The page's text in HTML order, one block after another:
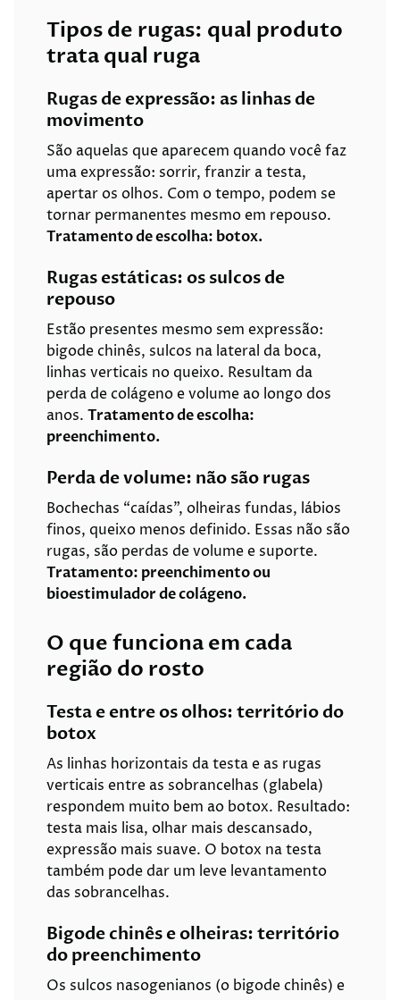
Tipos de rugas: qual produto
trata qual ruga
Rugas de expressão: as linhas de
movimento
São aquelas que aparecem quando você faz
uma expressão: sorrir, franzir a testa,
apertar os olhos. Com o tempo, podem se
tornar permanentes mesmo em repouso.
Tratamento de escolha: botox.
Rugas estáticas: os sulcos de
repouso
Estão presentes mesmo sem expressão:
bigode chinês, sulcos na lateral da boca,
linhas verticais no queixo. Resultam da
perda de colágeno e volume ao longo dos
anos. Tratamento de escolha:
preenchimento.
Perda de volume: não são rugas
Bochechas “caídas”, olheiras fundas, lábios
finos, queixo menos definido. Essas não são
rugas, são perdas de volume e suporte.
Tratamento: preenchimento ou
bioestimulador de colágeno.
O que funciona em cada
região do rosto
Testa e entre os olhos: território do
botox
As linhas horizontais da testa e as rugas
verticais entre as sobrancelhas (glabela)
respondem muito bem ao botox. Resultado:
testa mais lisa, olhar mais descansado,
expressão mais suave. O botox na testa
também pode dar um leve levantamento
das sobrancelhas.
Bigode chinês e olheiras: território
do preenchimento
Os sulcos nasogenianos (o bigode chinês) e